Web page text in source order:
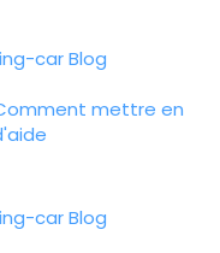
carBlog
mettre en
carBlog